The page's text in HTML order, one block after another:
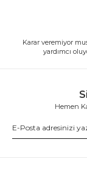
Karar veremiyor
yardımcı
Hemen